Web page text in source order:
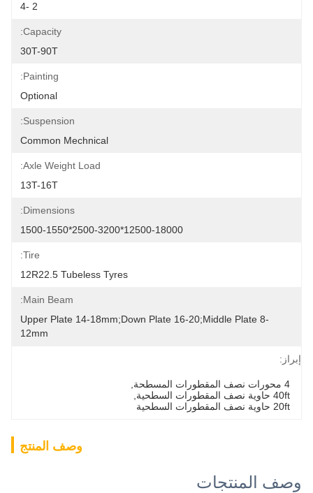
2 -4
Capacity:
30T-90T
Painting:
Optional
Suspension:
Common Mechnical
Axle Weight Load:
13T-16T
Dimensions:
12500-18000*2500-3200*1500-1550
Tire:
12R22.5 Tubeless Tyres
Main Beam:
Upper Plate 14-18mm;down Plate 16-20;middle Plate 8-
12mm
إبراز:
4 محورات نصف المقطورات المسطحة
40ft حاوية نصف المقطورات السطحية
20ft حاوية نصف المقطورات السطحية
وصف المنتج
وصف المنتجات